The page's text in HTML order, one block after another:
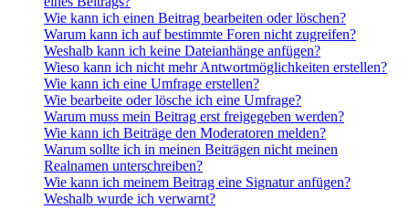
Wie kann ich einen Beitrag bearbeiten oder löschen?
Warum kann ich auf bestimmte Foren nicht zugreifen?
Weshalb kann ich keine Dateianhänge anfügen?
Wieso kann ich nicht mehr Antwortmöglichkeiten erstellen?
Wie kann ich eine Umfrage erstellen?
Wie bearbeite oder lösche ich eine Umfrage?
Warum muss mein Beitrag erst freigegeben werden?
Wie kann ich Beiträge den Moderatoren melden?
Warum sollte ich in meinen Beiträgen nicht meinen
Realnamen unterschreiben?
Wie kann ich meinem Beitrag eine Signatur anfügen?
Weshalb wurde ich verwarnt?